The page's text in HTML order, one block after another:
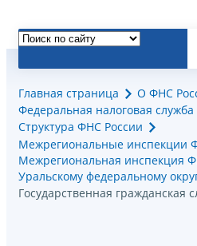
Главная страница
О ФНС
Федеральная налоговая служба
Структура ФНС России
Межрегиональные инспекции
Межрегиональная инспекция
Уральскому федеральному
Государственная гражданская